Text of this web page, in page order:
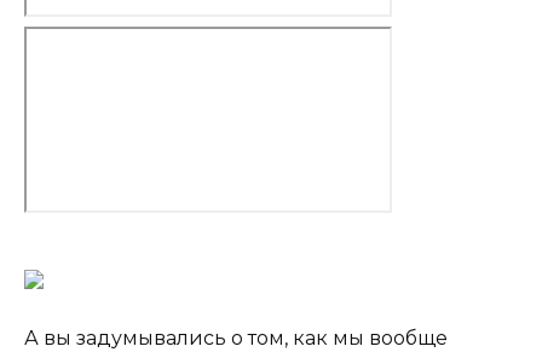
А вы задумывались о том, как мы вообще